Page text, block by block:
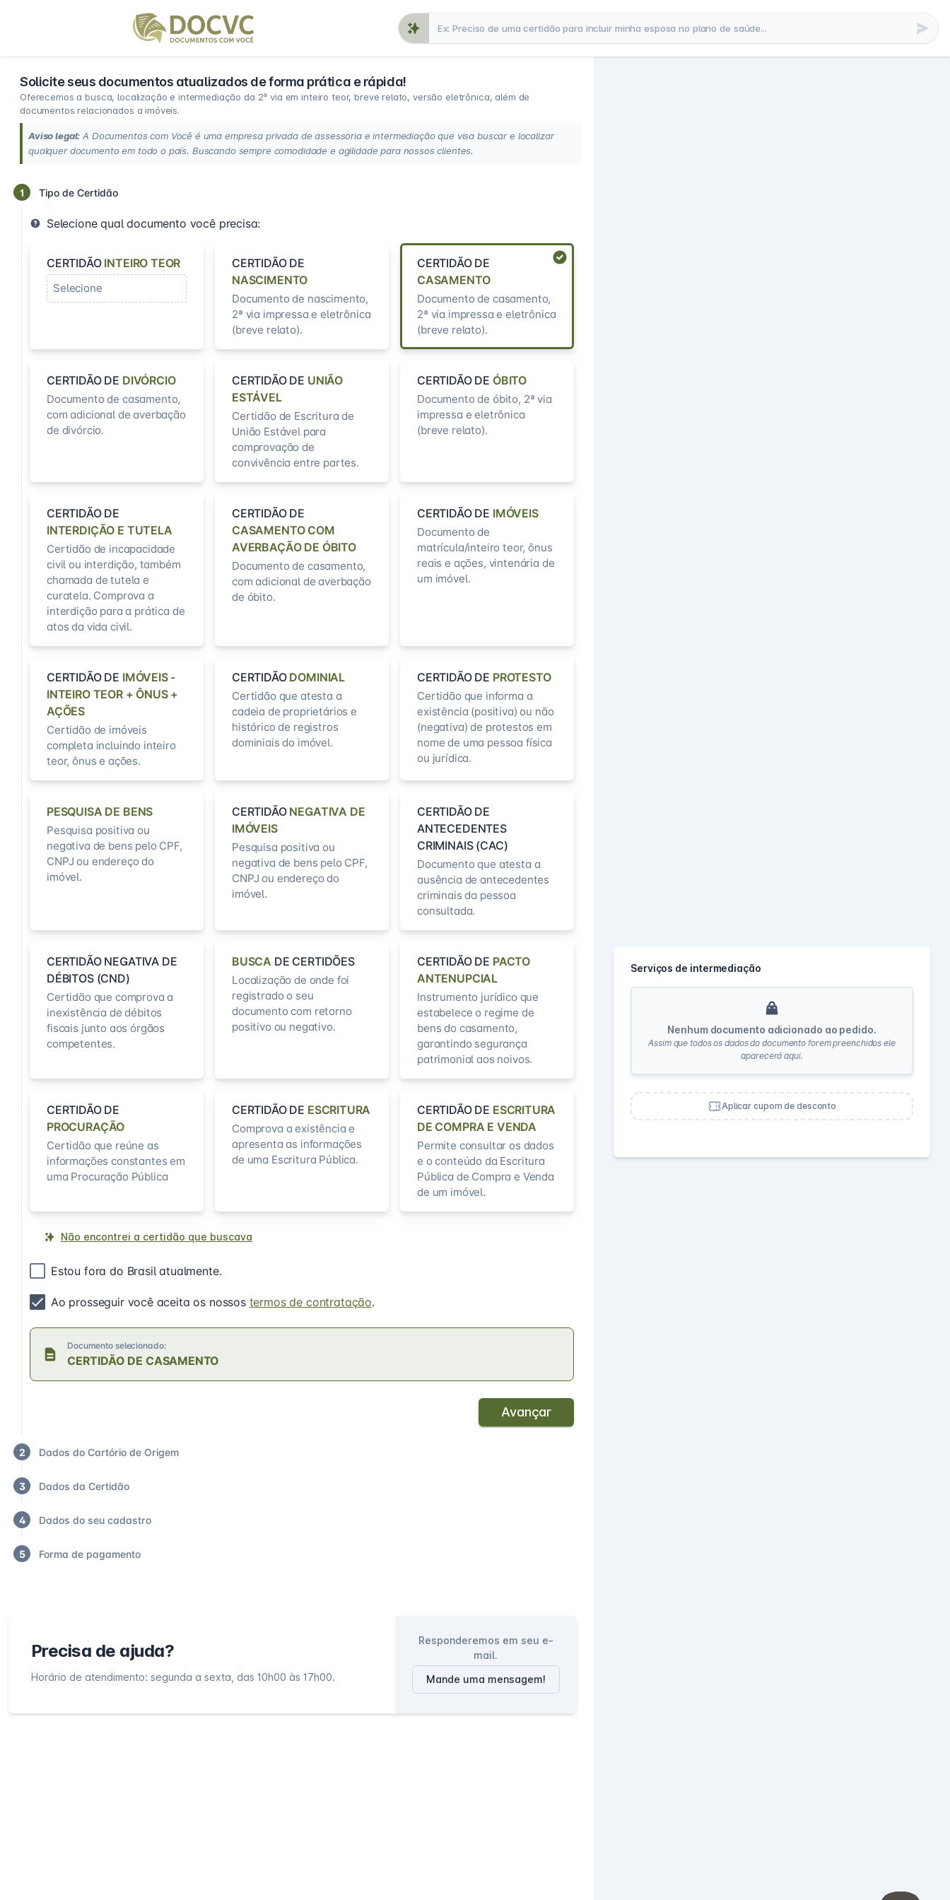
Solicite seus documentos atualizados de forma prática e rápida!
Oferecemos a busca, localização e intermediação da 2ª via em inteiro teor, breve relato, versão eletrônica, além de
documentos relacionados a imóveis.
Aviso legal: A Documentos com Você é uma empresa privada de assessoria e intermediação que visa buscar e localizar
qualquer documento em todo o país. Buscando sempre comodidade e agilidade para nossos clientes.
1 Tipo de Certidão
Selecione qual documento você precisa:
CERTIDÃO INTEIRO TEOR
Selecione
CERTIDÃO DE
NASCIMENTO
Documento de nascimento,
2ª via impressa e eletrônica
(breve relato).
CERTIDÃO DE
CASAMENTO
Documento de casamento,
2ª via impressa e eletrônica
(breve relato).
CERTIDÃO DE DIVÓRCIO
Documento de casamento,
com adicional de averbação
de divórcio.
CERTIDÃO DE UNIÃO
ESTÁVEL
Certidão de Escritura de
União Estável para
comprovação de
convivência entre partes.
CERTIDÃO DE ÓBITO
Documento de óbito, 2ª via
impressa e eletrônica
(breve relato).
CERTIDÃO DE
INTERDIÇÃO E TUTELA
Certidão de incapacidade
civil ou interdição, também
chamada de tutela e
curatela. Comprova a
interdição para a prática de
atos da vida civil.
CERTIDÃO DE
CASAMENTO COM
AVERBAÇÃO DE ÓBITO
Documento de casamento,
com adicional de averbação
de óbito.
CERTIDÃO DE IMÓVEIS
Documento de
matrícula/inteiro teor, ônus
reais e ações, vintenária de
um imóvel.
CERTIDÃO DE IMÓVEIS -
INTEIRO TEOR + ÔNUS +
AÇÕES
Certidão de imóveis
completa incluindo inteiro
teor, ônus e ações.
CERTIDÃO DOMINIAL
Certidão que atesta a
cadeia de proprietários e
histórico de registros
dominiais do imóvel.
CERTIDÃO DE PROTESTO
Certidão que informa a
existência (positiva) ou não
(negativa) de protestos em
nome de uma pessoa física
ou jurídica.
PESQUISA DE BENS
Pesquisa positiva ou
negativa de bens pelo CPF,
CNPJ ou endereço do
imóvel.
CERTIDÃO NEGATIVA DE
IMÓVEIS
Pesquisa positiva ou
negativa de bens pelo CPF,
CNPJ ou endereço do
imóvel.
CERTIDÃO DE
ANTECEDENTES
CRIMINAIS (CAC)
Documento que atesta a
ausência de antecedentes
criminais da pessoa
consultada.
CERTIDÃO NEGATIVA DE
DÉBITOS (CND)
Certidão que comprova a
inexistência de débitos
fiscais junto aos órgãos
competentes.
BUSCA DE CERTIDÕES
Localização de onde foi
registrado o seu
documento com retorno
positivo ou negativo.
CERTIDÃO DE PACTO
ANTENUPCIAL
Instrumento jurídico que
estabelece o regime de
bens do casamento,
garantindo segurança
patrimonial aos noivos.
CERTIDÃO DE
PROCURAÇÃO
Certidão que reúne as
informações constantes em
uma Procuração Pública
CERTIDÃO DE ESCRITURA
Comprova a existência e
apresenta as informações
de uma Escritura Pública.
CERTIDÃO DE ESCRITURA
DE COMPRA E VENDA
Permite consultar os dados
e o conteúdo da Escritura
Pública de Compra e Venda
de um imóvel.
Não encontrei a certidão que buscava
Estou fora do Brasil atualmente.
Ao prosseguir você aceita os nossos termos de contratação.
Documento selecionado:
CERTIDÃO DE CASAMENTO
Avançar
2 Dados do Cartório de Origem
3 Dados da Certidão
4 Dados do seu cadastro
5 Forma de pagamento
Precisa de ajuda?
Horário de atendimento: segunda a sexta, das 10h00 às 17h00.
Responderemos em seu e-
mail.
Mande uma mensagem!
Serviços de intermediação
Nenhum documento adicionado ao pedido.
Assim que todos os dados do documento forem preenchidos ele
aparecerá aqui.
Aplicar cupom de desconto